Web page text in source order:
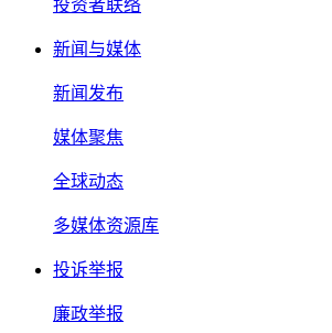
投资者联络
新闻与媒体
新闻发布
媒体聚焦
全球动态
多媒体资源库
投诉举报
廉政举报